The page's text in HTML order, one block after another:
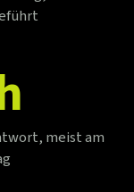
meist am